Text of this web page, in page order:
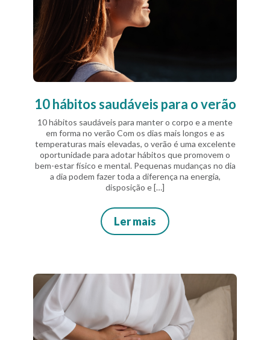
10 hábitos saudáveis para o verão
10 hábitos saudáveis para manter o corpo e a mente
em forma no verão Com os dias mais longos e as
temperaturas mais elevadas, o verão é uma excelente
oportunidade para adotar hábitos que promovem o
bem-estar físico e mental. Pequenas mudanças no dia
a dia podem fazer toda a diferença na energia,
disposição e […]
Ler mais